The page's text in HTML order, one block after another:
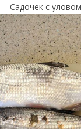
Садочек с